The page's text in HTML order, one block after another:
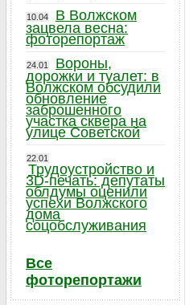
10.04
В Волжском
зацвела весна:
фоторепортаж
24.01
Вороны,
дорожки и туалет: в
Волжском обсудили
обновление
заброшенного
участка сквера на
улице Советской
22.01
Трудоустройство и
3D-печать: депутаты
облдумы оценили
успехи Волжского
дома
соцобслуживания
Все
фоторепортажи